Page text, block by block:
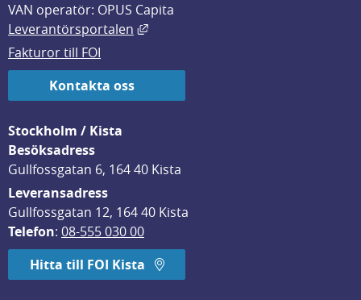
VAN operatör: OPUS Capita
Leverantörsportalen
Länk till annan webbplats, öppnas
Fakturor till FOI
Kontakta oss
Stockholm / Kista
Besöksadress
Gullfossgatan 6, 164 40 Kista
Leveransadress
Gullfossgatan 12, 164 40 Kista
Telefon: 08-555 030 00
Hitta till FOI Kista